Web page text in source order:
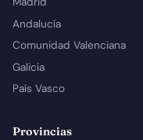
Andalucía
Comunidad Valenciana
Galicia
País Vasco
Provincias